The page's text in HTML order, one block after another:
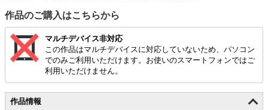
作品のご購入はこちらから
マルチデバイス非対応
この作品はマルチデバイスに対応していないため、パソコン
でのみご利用いただけます。お使いのスマートフォンではご
利用いただけません。
作品情報